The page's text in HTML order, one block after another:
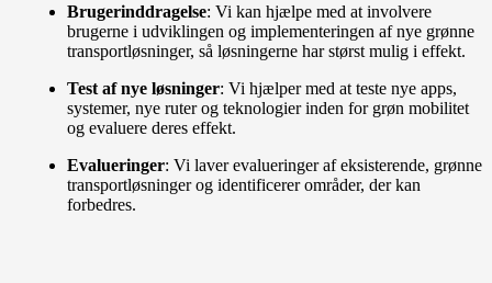
Brugerinddragelse: Vi kan hjælpe med at involvere
brugerne i udviklingen og implementeringen af nye grønne
transportløsninger, så løsningerne har størst mulig i effekt.
Test af nye løsninger: Vi hjælper med at teste nye apps,
systemer, nye ruter og teknologier inden for grøn mobilitet
og evaluere deres effekt.
Evalueringer: Vi laver evalueringer af eksisterende, grønne
transportløsninger og identificerer områder, der kan
forbedres.